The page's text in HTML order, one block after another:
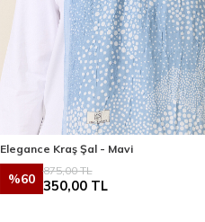
Elegance Kraş Şal - Mavi
%60
875,00TL
350,00TL